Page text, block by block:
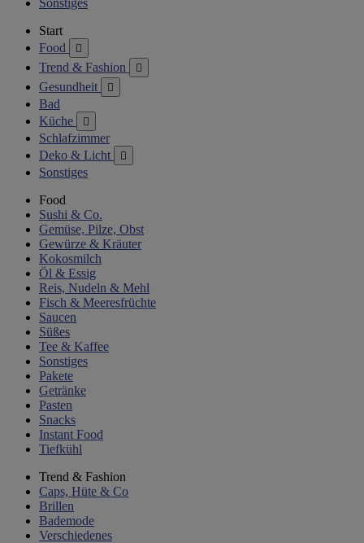
Sonstiges
Start
Food

Trend & Fashion 
Gesundheit 
Bad
Küche

Schlafzimmer
Deko & Licht

Sonstiges
Food
Sushi & Co.
Gemüse, Pilze, Obst
Gewürze & Kräuter
Kokosmilch
Öl & Essig
Reis, Nudeln & Mehl
Fisch & Meeresfrüchte
Saucen
Süßes
Tee & Kaffee
Sonstiges
Pakete
Getränke
Pasten
Snacks
Instant Food
Tiefkühl
Trend & Fashion
Caps, Hüte & Co
Brillen
Bademode
Verschiedenes